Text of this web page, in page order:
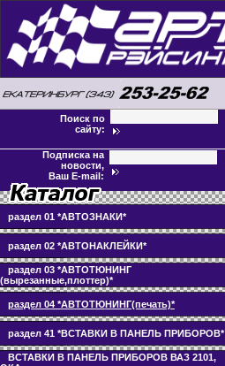
Поиск по
сайту:
Подписка на
новости,
Ваш E-mail:
раздел 01 *АВТОЗНАКИ*
раздел 02 *АВТОНАКЛЕЙКИ*
раздел 03 *АВТОТЮНИНГ
(вырезанные,плоттер)*
раздел 04 *АВТОТЮНИНГ(печать)*
раздел 41 *ВСТАВКИ В ПАНЕЛЬ ПРИБОРОВ*
ВСТАВКИ В ПАНЕЛЬ ПРИБОРОВ ВАЗ 2101,